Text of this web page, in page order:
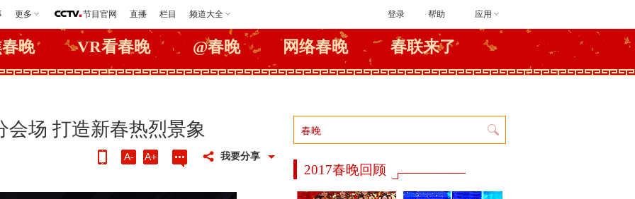
更多 节目官网 直播 栏目 频道大全 帮助 应用
登录
晚 VR看春晚 @春晚 网络春晚 春联来了
会场 打造新春热烈景象
A- A+ 我要分享
2017春晚回顾